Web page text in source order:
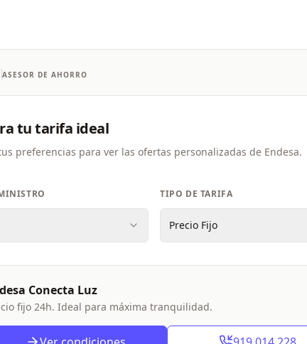
ASESOR DE AHORRO
tu tarifa ideal
preferencias para ver las ofertas personalizadas de Endesa.
TIPO DE TARIFA
Precio Fijo
Conecta Luz
fijo 24h. Ideal para máxima tranquilidad.